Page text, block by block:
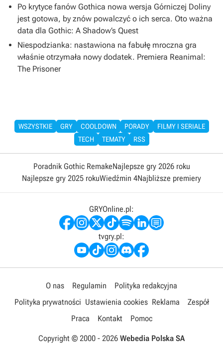
Po krytyce fanów Gothica nowa wersja Górniczej Doliny
jest gotowa, by znów powalczyć o ich serca. Oto ważna
data dla Gothic: A Shadow’s Quest
Niespodzianka: nastawiona na fabułę mroczna gra
właśnie otrzymała nowy dodatek. Premiera Reanimal:
The Prisoner
WSZYSTKIE GRY COOLDOWN PORADY
FILMY I SERIALE
TECH
TEMATY RSS
Poradnik Gothic RemakeNajlepsze gry 2026 roku
Najlepsze gry 2025 rokuWiedźmin 4Najbliższe premiery
GRYOnline.pl:
tvgry.pl:
O nas Regulamin
Polityka redakcyjna
Polityka prywatności Ustawienia cookies Reklama
Zespół
Praca
Kontakt Pomoc
Copyright © 2000 - 2026 Webedia Polska SA